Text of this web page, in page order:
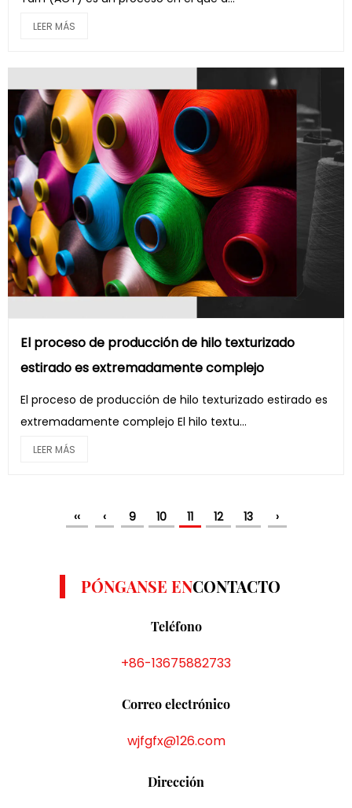
LEER MÁS
El proceso de producción de hilo texturizado
estirado es extremadamente complejo
El proceso de producción de hilo texturizado estirado es
extremadamente complejo El hilo textu...
LEER MÁS
‹‹ ‹ 9 10 11 12 13 ›
PÓNGANSE ENCONTACTO
Teléfono
+86-13675882733
Correo electrónico
wjfgfx@126.com
Dirección